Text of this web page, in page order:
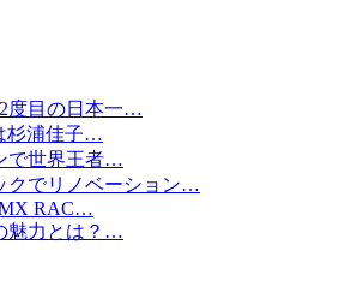
度目の日本一…
杉浦佳子…
で世界王者…
クでリノベーション…
RAC…
魅力とは？…